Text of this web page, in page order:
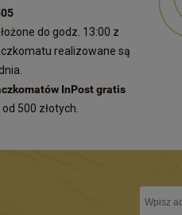
do godz. 13:00 z
realizowane są
InPost gratis
500 złotych.